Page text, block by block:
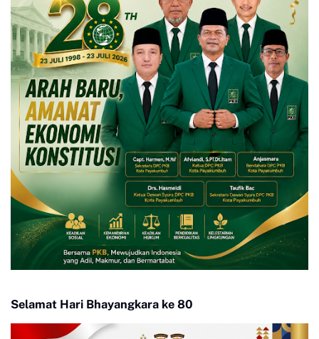
Selamat Hari Bhayangkara ke 80